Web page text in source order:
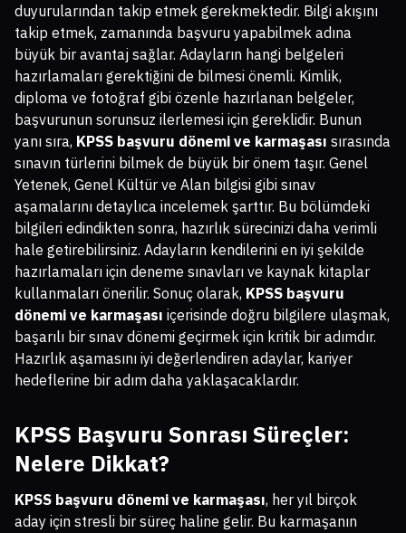
duyurularından takip etmek gerekmektedir. Bilgi akışını
takip etmek, zamanında başvuru yapabilmek adına
büyük bir avantaj sağlar. Adayların hangi belgeleri
hazırlamaları gerektiğini de bilmesi önemli. Kimlik,
diploma ve fotoğraf gibi özenle hazırlanan belgeler,
başvurunun sorunsuz ilerlemesi için gereklidir. Bunun
yanı sıra, KPSS başvuru dönemi ve karmaşası sırasında
sınavın türlerini bilmek de büyük bir önem taşır. Genel
Yetenek, Genel Kültür ve Alan bilgisi gibi sınav
aşamalarını detaylıca incelemek şarttır. Bu bölümdeki
bilgileri edindikten sonra, hazırlık sürecinizi daha verimli
hale getirebilirsiniz. Adayların kendilerini en iyi şekilde
hazırlamaları için deneme sınavları ve kaynak kitaplar
kullanmaları önerilir. Sonuç olarak, KPSS başvuru
dönemi ve karmaşası içerisinde doğru bilgilere ulaşmak,
başarılı bir sınav dönemi geçirmek için kritik bir adımdır.
Hazırlık aşamasını iyi değerlendiren adaylar, kariyer
hedeflerine bir adım daha yaklaşacaklardır.
KPSS Başvuru Sonrası Süreçler:
Nelere Dikkat?
KPSS başvuru dönemi ve karmaşası, her yıl birçok
aday için stresli bir süreç haline gelir. Bu karmaşanın